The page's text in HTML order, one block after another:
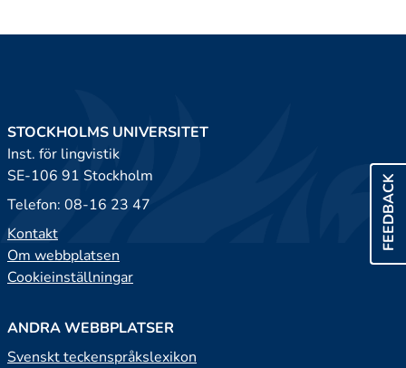
FEEDBACK
STOCKHOLMS UNIVERSITET
Inst. för lingvistik
SE-106 91 Stockholm
Telefon: 08-16 23 47
Kontakt
Om webbplatsen
Cookieinställningar
ANDRA WEBBPLATSER
Svenskt teckenspråkslexikon